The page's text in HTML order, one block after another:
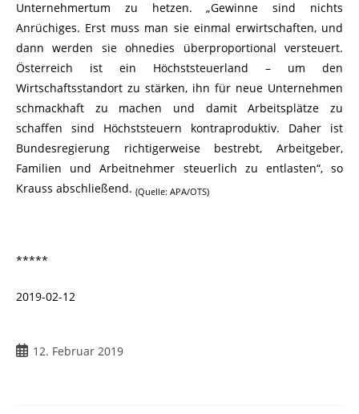
Unternehmertum zu hetzen. „Gewinne sind nichts
Anrüchiges. Erst muss man sie einmal erwirtschaften, und
dann werden sie ohnedies überproportional versteuert.
Österreich ist ein Höchststeuerland – um den
Wirtschaftsstandort zu stärken, ihn für neue Unternehmen
schmackhaft zu machen und damit Arbeitsplätze zu
schaffen sind Höchststeuern kontraproduktiv. Daher ist
Bundesregierung richtigerweise bestrebt, Arbeitgeber,
Familien und Arbeitnehmer steuerlich zu entlasten“, so
Krauss abschließend. (Quelle: APA/OTS)
*****
2019-02-12
Beitrag12. Februar 2019